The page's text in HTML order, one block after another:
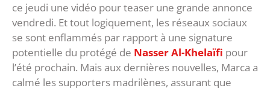
ce jeudi une vidéo pour teaser une grande annonce
vendredi. Et tout logiquement, les réseaux sociaux
se sont enflammés par rapport à une signature
potentielle du protégé de Nasser Al-Khelaïfi pour
l’été prochain. Mais aux dernières nouvelles, Marca a
calmé les supporters madrilènes, assurant que